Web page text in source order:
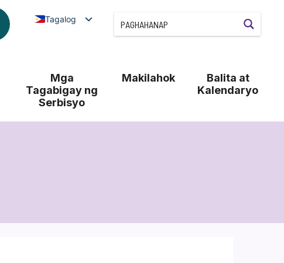
Tagalog
Mga
Tagabigay ng
Serbisyo
Makilahok
Balita at
Kalendaryo